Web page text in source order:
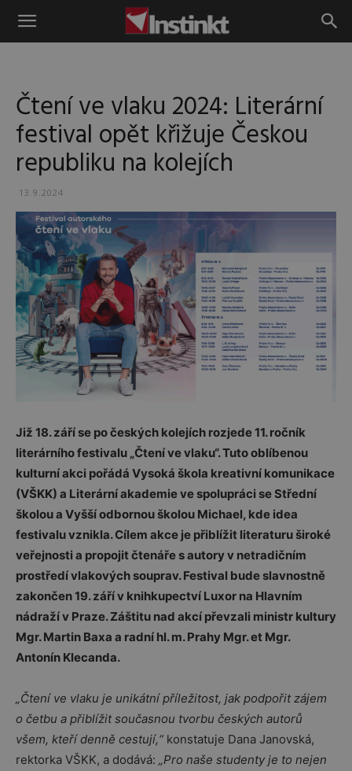
Instinkt
Čtení ve vlaku 2024: Literární
festival opět křižuje Českou
republiku na kolejích
13.9.2024
Již 18. září se po českých kolejích rozjede 11. ročník
literárního festivalu „Čtení ve vlaku“. Tuto oblíbenou
kulturní akci pořádá Vysoká škola kreativní komunikace
(VŠKK) a Literární akademie ve spolupráci se Střední
školou a Vyšší odbornou školou Michael, kde idea
festivalu vznikla. Cílem akce je přiblížit literaturu široké
veřejnosti a propojit čtenáře s autory v netradičním
prostředí vlakových souprav. Festival bude slavnostně
zakončen 19. září v knihkupectví Luxor na Hlavním
nádraží v Praze. Záštitu nad akcí převzali ministr kultury
Mgr. Martin Baxa a radní hl. m. Prahy Mgr. et Mgr.
Antonín Klecanda.
„Čtení ve vlaku je unikátní příležitost, jak podpořit zájem
o četbu a přiblížit současnou tvorbu českých autorů
všem, kteří denně cestují,“konstatuje Dana Janovská,
rektorka VŠKK, a dodává: „Pro naše studenty je to nejen